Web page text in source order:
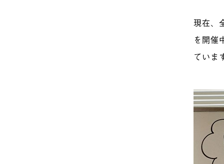
現在、
を開催
ていま